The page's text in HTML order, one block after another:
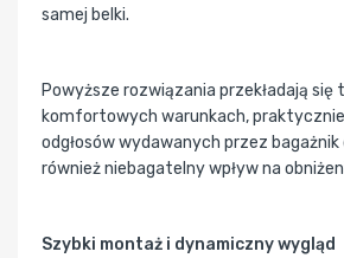
samej belki.
Powyższe rozwiązania przekładają się
komfortowych warunkach,
odgłosów wydawanych przez bagażnik
również niebagatelny wpływ na
Szybki montaż i dynamiczny wygląd